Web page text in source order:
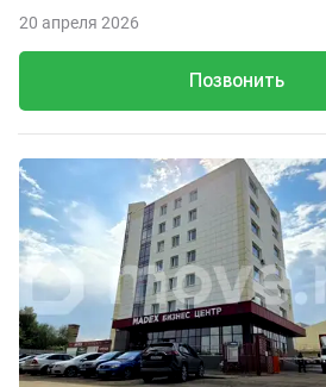
Позвонить
20 апреля 2026